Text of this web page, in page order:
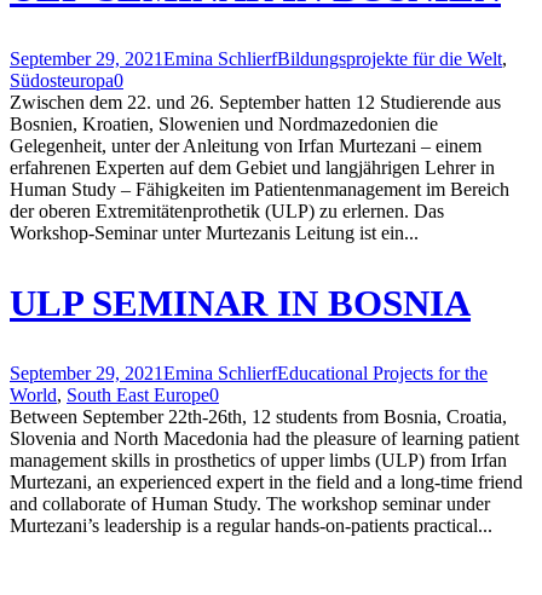
September 29, 2021Emina SchlierfBildungsprojekte für die Welt,
Südosteuropa0
Zwischen dem 22. und 26. September hatten 12 Studierende aus
Bosnien, Kroatien, Slowenien und Nordmazedonien die
Gelegenheit, unter der Anleitung von Irfan Murtezani – einem
erfahrenen Experten auf dem Gebiet und langjährigen Lehrer in
Human Study – Fähigkeiten im Patientenmanagement im Bereich
der oberen Extremitätenprothetik (ULP) zu erlernen. Das
Workshop-Seminar unter Murtezanis Leitung ist ein...
ULP SEMINAR IN BOSNIA
September 29, 2021Emina SchlierfEducational Projects for the
World, South East Europe0
Between September 22th-26th, 12 students from Bosnia, Croatia,
Slovenia and North Macedonia had the pleasure of learning patient
management skills in prosthetics of upper limbs (ULP) from Irfan
Murtezani, an experienced expert in the field and a long-time friend
and collaborate of Human Study. The workshop seminar under
Murtezani’s leadership is a regular hands-on-patients practical...